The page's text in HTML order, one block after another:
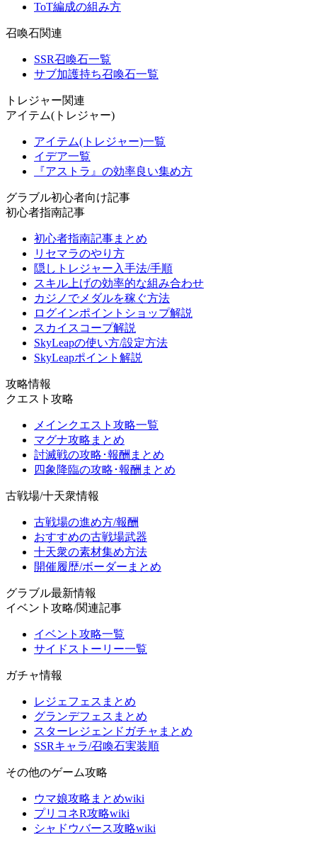
ToT編成の組み方
召喚石関連
SSR召喚石一覧
サブ加護持ち召喚石一覧
トレジャー関連
アイテム(トレジャー)
アイテム(トレジャー)一覧
イデア一覧
『アストラ』の効率良い集め方
グラブル初心者向け記事
初心者指南記事
初心者指南記事まとめ
リセマラのやり方
隠しトレジャー入手法/手順
スキル上げの効率的な組み合わせ
カジノでメダルを稼ぐ方法
ログインポイントショップ解説
スカイスコープ解説
SkyLeapの使い方/設定方法
SkyLeapポイント解説
攻略情報
クエスト攻略
メインクエスト攻略一覧
マグナ攻略まとめ
討滅戦の攻略･報酬まとめ
四象降臨の攻略･報酬まとめ
古戦場/十天衆情報
古戦場の進め方/報酬
おすすめの古戦場武器
十天衆の素材集め方法
開催履歴/ボーダーまとめ
グラブル最新情報
イベント攻略/関連記事
イベント攻略一覧
サイドストーリー一覧
ガチャ情報
レジェフェスまとめ
グランデフェスまとめ
スターレジェンドガチャまとめ
SSRキャラ/召喚石実装順
その他のゲーム攻略
ウマ娘攻略まとめwiki
プリコネR攻略wiki
シャドウバース攻略wiki